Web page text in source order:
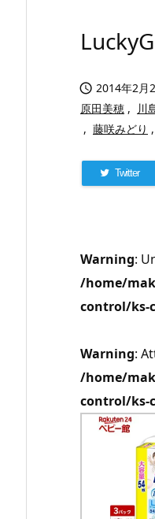
 2014年2月
原田美穂 , 川
, 藤咲みどり ,
Twitter
Warning:
/home/
control/ks-
Warning:
/home/
control/ks-